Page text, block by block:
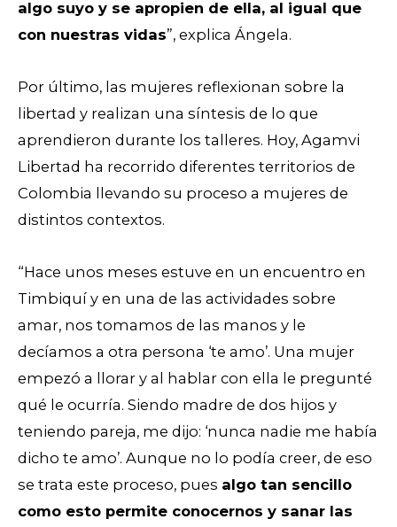
algo suyo y se apropien de ella, al igual que
con nuestras vidas”, explica Ángela.
Por último, las mujeres reflexionan sobre la
libertad y realizan una síntesis de lo que
aprendieron durante los talleres. Hoy, Agamvi
Libertad ha recorrido diferentes territorios de
Colombia llevando su proceso a mujeres de
distintos contextos.
“Hace unos meses estuve en un encuentro en
Timbiquí y en una de las actividades sobre
amar, nos tomamos de las manos y le
decíamos a otra persona ‘te amo’. Una mujer
empezó a llorar y al hablar con ella le pregunté
qué le ocurría. Siendo madre de dos hijos y
teniendo pareja, me dijo: ‘nunca nadie me había
dicho te amo’. Aunque no lo podía creer, de eso
se trata este proceso, pues algo tan sencillo
como esto permite conocernos y sanar las